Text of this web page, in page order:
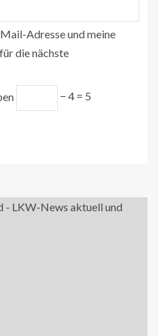
Adresse und meine
die nächste
− 4 = 5